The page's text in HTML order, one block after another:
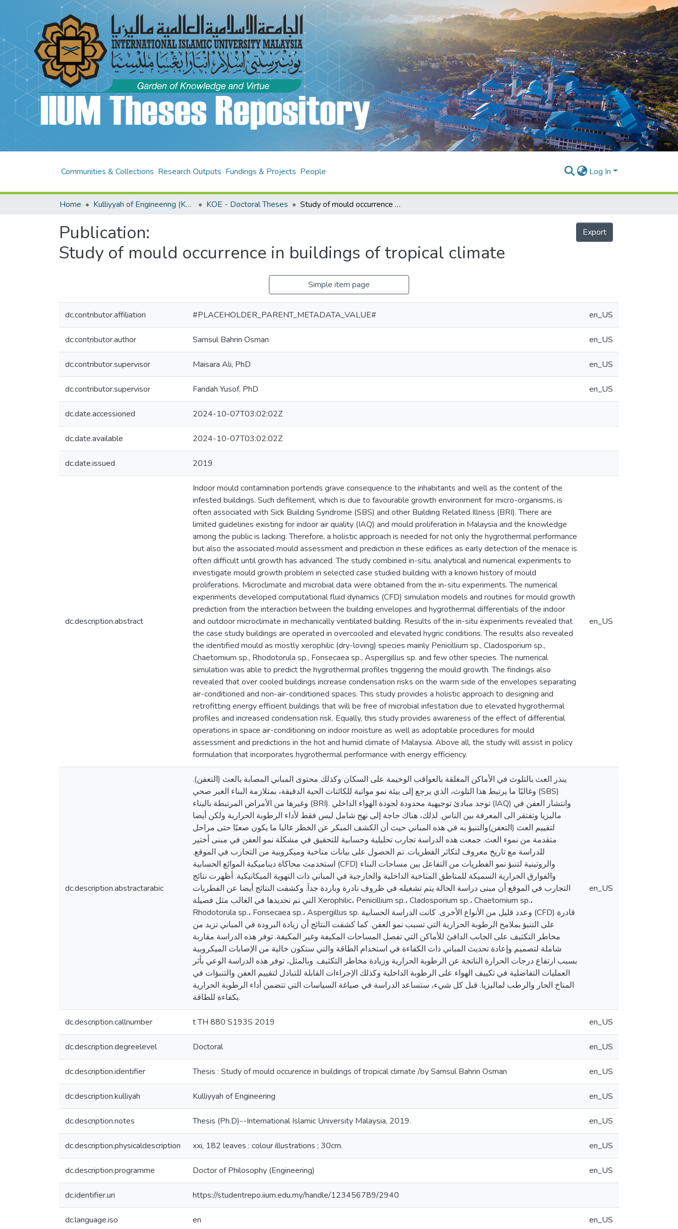
Communities & Collections Research Outputs Fundings & Projects People Log In
Home Kulliyyah of Engineering (KOE) KOE - Doctoral Theses Study of mould occurrence in buildings of tropical climate
Publication:
Study of mould occurrence in buildings of tropical climate
Export
Simple item page
dc.contributor.affiliation #PLACEHOLDER_PARENT_METADATA_VALUE# en_US
dc.contributor.author Samsul Bahrin Osman en_US
dc.contributor.supervisor Maisara Ali, PhD en_US
dc.contributor.supervisor Faridah Yusof, PhD en_US
dc.date.accessioned 2024-10-07T03:02:02Z
dc.date.available 2024-10-07T03:02:02Z
dc.date.issued 2019
dc.description.abstract
Indoor mould contamination portends grave consequence to the inhabitants and well as the content of the
infested buildings. Such defilement, which is due to favourable growth environment for micro-organisms, is
often associated with Sick Building Syndrome (SBS) and other Building Related Illness (BRI). There are
limited guidelines existing for indoor air quality (IAQ) and mould proliferation in Malaysia and the knowledge
among the public is lacking. Therefore, a holistic approach is needed for not only the hygrothermal performance
but also the associated mould assessment and prediction in these edifices as early detection of the menace is
often difficult until growth has advanced. The study combined in-situ, analytical and numerical experiments to
investigate mould growth problem in selected case studied building with a known history of mould
proliferations. Microclimate and microbial data were obtained from the in-situ experiments. The numerical
experiments developed computational fluid dynamics (CFD) simulation models and routines for mould growth
prediction from the interaction between the building envelopes and hygrothermal differentials of the indoor
and outdoor microclimate in mechanically ventilated building. Results of the in-situ experiments revealed that
the case study buildings are operated in overcooled and elevated hygric conditions. The results also revealed
the identified mould as mostly xerophilic (dry-loving) species mainly Penicillium sp., Cladosporium sp.,
Chaetomium sp., Rhodotorula sp., Fonsecaea sp., Aspergillus sp. and few other species. The numerical
simulation was able to predict the hygrothermal profiles triggering the mould growth. The findings also
revealed that over cooled buildings increase condensation risks on the warm side of the envelopes separating
air-conditioned and non-air-conditioned spaces. This study provides a holistic approach to designing and
retrofitting energy efficient buildings that will be free of microbial infestation due to elevated hygrothermal
profiles and increased condensation risk. Equally, this study provides awareness of the effect of differential
operations in space air-conditioning on indoor moisture as well as adoptable procedures for mould
assessment and predictions in the hot and humid climate of Malaysia. Above all, the study will assist in policy
formulation that incorporates hygrothermal performance with energy efficiency.
en_US
dc.description.abstractarabic
ينذر العث بالتلوث في الأماكن المغلقة بالعواقب الوخيمة على السكان وكذلك محتوى المباني المصابة بالعث (التعفن).
وغالبًا ما يرتبط هذا التلوث، الذي يرجع إلى بيئة نمو مواتية للكائنات الحية الدقيقة، بمتلازمة البناء الغير صحي (SBS)
وغيرها من الأمراض المرتبطة بالبناء (BRI). توجد مبادئ توجيهية محدودة لجودة الهواء الداخلي (IAQ) وانتشار العفن في
ماليزيا وتفتقر الى المعرفة بين الناس. لذلك، هناك حاجة إلى نهج شامل ليس فقط لأداء الرطوبة الحرارية ولكن أيضا
لتقييم العث (التعفن)والتنبؤ به في هذه المباني حيث أن الكشف المبكر عن الخطر غالبا ما يكون صعبًا حتى مراحل
متقدمة من نموء العث. جمعت هذه الدراسة تجارب تحليلية وحسابية للتحقيق في مشكلة نمو العفن في مبنى أختير
للدراسة مع تاريخ معروف لتكاثر الفطريات. تم الحصول على بيانات مناخية وميكروبية من التجارب في الموقع.
استخدمت محاكاة ديناميكية الموائع الحسابية (CFD) والروتينية لتنبؤ نمو الفطريات من التفاعل بين مساحات البناء
والفوارق الحرارية السميكة للمناطق المناخية الداخلية والخارجية في المباني ذات التهوية الميكانيكية. أظهرت نتائج
التجارب في الموقع أن مبنى دراسة الحالة يتم تشغيله في ظروف نادرة وباردة جداَ. وكشفت النتائج أيضا عن الفطريات
التي تم تحديدها في الغالب مثل فصيلة Xerophilic، Penicillium sp.، Cladosporium sp.، Chaetomium sp.،
Rhodotorula sp.، Fonsecaea sp.، Aspergillus sp. وعدد قليل من الأنواع الأخرى. كانت الدراسة الحسابية (CFD) قادرة
على التنبؤ بملامح الرطوبة الحرارية التي تسبب نمو العفن. كما كشفت النتائج أن زيادة البرودة في المباني تزيد من
مخاطر التكثيف على الجانب الدافئ للأماكن التي تفصل المساحات المكيفة وغير المكيفة. توفر هذه الدراسة مقاربة
شاملة لتصميم وإعادة تحديث المباني ذات الكفاءة في استخدام الطاقة والتي ستكون خالية من الإصابات الميكروبية
بسبب ارتفاع درجات الحرارة الناتجة عن الرطوبة الحرارية وزيادة مخاطر التكثيف. وبالمثل، توفر هذه الدراسة الوعي بأثر
العمليات التفاضلية في تكييف الهواء على الرطوبة الداخلية وكذلك الإجراءات القابلة للتبادل لتقييم العفن والتنبؤات في
المناخ الحار والرطب لماليزيا. قبل كل شيء، ستساعد الدراسة في صياغة السياسات التي تتضمن أداء الرطوبة الحرارية
بكفاءة للطاقة.
en_US
dc.description.callnumber t TH 880 S193S 2019 en_US
dc.description.degreelevel Doctoral en_US
dc.description.identifier Thesis : Study of mould occurence in buildings of tropical climate /by Samsul Bahrin Osman en_US
dc.description.kulliyah Kulliyyah of Engineering en_US
dc.description.notes Thesis (Ph.D)--International Islamic University Malaysia, 2019. en_US
dc.description.physicaldescription xxi, 182 leaves : colour illustrations ; 30cm. en_US
dc.description.programme Doctor of Philosophy (Engineering) en_US
dc.identifier.uri https://studentrepo.iium.edu.my/handle/123456789/2940
dc.language.iso en en_US